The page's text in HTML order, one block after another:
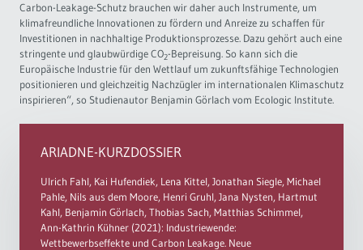
Carbon-Leakage-Schutz brauchen wir daher auch Instrumente, um
klimafreundliche Innovationen zu fördern und Anreize zu schaffen für
Investitionen in nachhaltige Produktionsprozesse. Dazu gehört auch eine
stringente und glaubwürdige CO2-Bepreisung. So kann sich die
Europäische Industrie für den Wettlauf um zukunftsfähige Technologien
positionieren und gleichzeitig Nachzügler im internationalen Klimaschutz
inspirieren“, so Studienautor Benjamin Görlach vom Ecologic Institute.
ARIADNE-KURZDOSSIER
Ulrich Fahl, Kai Hufendiek, Lena Kittel, Jonathan Siegle, Michael
Pahle, Nils aus dem Moore, Henri Gruhl, Jana Nysten, Hartmut
Kahl, Benjamin Görlach, Thobias Sach, Matthias Schimmel,
Ann-Kathrin Kühner (2021): Industriewende:
Wettbewerbseffekte und Carbon Leakage. Neue